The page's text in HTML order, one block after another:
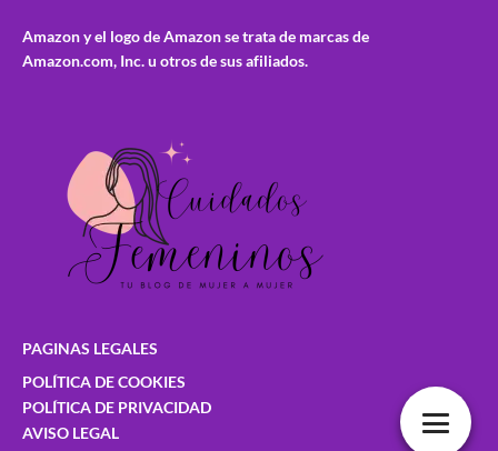
Amazon y el logo de Amazon se trata de marcas de
Amazon.com, Inc. u otros de sus afiliados.
PAGINAS LEGALES
POLÍTICA DE COOKIES
POLÍTICA DE PRIVACIDAD
AVISO LEGAL